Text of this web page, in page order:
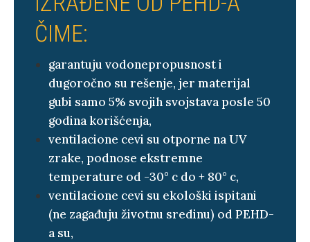
ČIME:
garantuju vodonepropusnost i
dugoročno su rešenje, jer materijal
gubi samo 5% svojih svojstava posle 50
godina korišćenja,
ventilacione cevi su otporne na UV
zrake, podnose ekstremne
temperature od -30° c do + 80° c,
ventilacione cevi su ekološki ispitani
(ne zagađuju životnu sredinu) od PEHD-
a su,